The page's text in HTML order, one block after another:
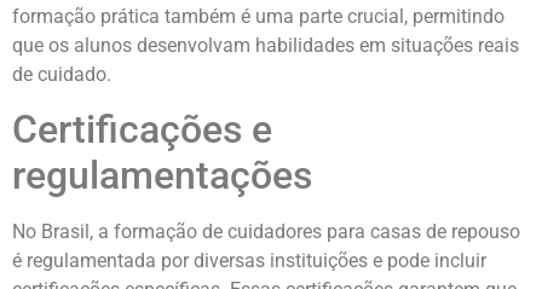
formação prática também é uma parte crucial, permitindo
que os alunos desenvolvam habilidades em situações reais
de cuidado.
Certificações e
regulamentações
No Brasil, a formação de cuidadores para casas de repouso
é regulamentada por diversas instituições e pode incluir